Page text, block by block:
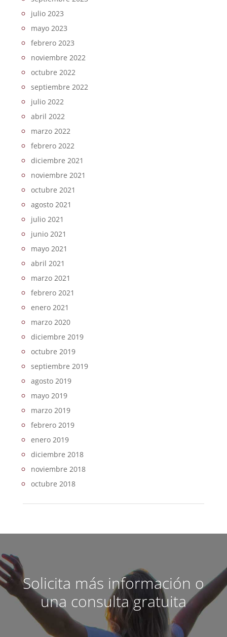
julio 2023
mayo 2023
febrero 2023
noviembre 2022
octubre 2022
septiembre 2022
julio 2022
abril 2022
marzo 2022
febrero 2022
diciembre 2021
noviembre 2021
octubre 2021
agosto 2021
julio 2021
junio 2021
mayo 2021
abril 2021
marzo 2021
febrero 2021
enero 2021
marzo 2020
diciembre 2019
octubre 2019
septiembre 2019
agosto 2019
mayo 2019
marzo 2019
febrero 2019
enero 2019
diciembre 2018
noviembre 2018
octubre 2018
Solicita más información o
una consulta gratuita